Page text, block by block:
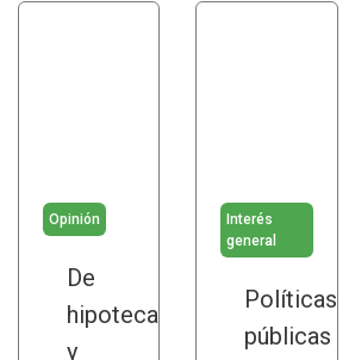
Opinión
De
hipotecas
y
Interés
general
Políticas
públicas